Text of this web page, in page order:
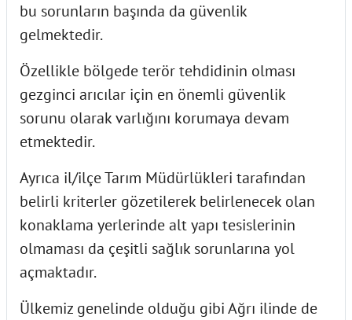
bu sorunların başında da güvenlik
gelmektedir.
Özellikle bölgede terör tehdidinin olması
gezginci arıcılar için en önemli güvenlik
sorunu olarak varlığını korumaya devam
etmektedir.
Ayrıca il/ilçe Tarım Müdürlükleri tarafından
belirli kriterler gözetilerek belirlenecek olan
konaklama yerlerinde alt yapı tesislerinin
olmaması da çeşitli sağlık sorunlarına yol
açmaktadır.
Ülkemiz genelinde olduğu gibi Ağrı ilinde de